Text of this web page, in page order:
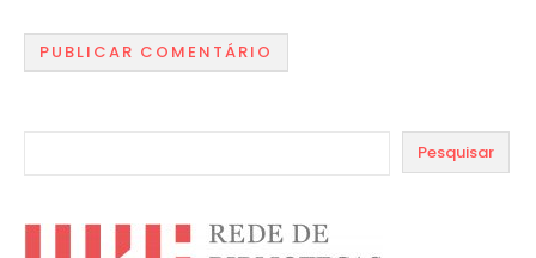
Pesquisar